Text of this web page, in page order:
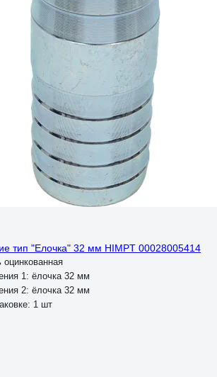
тип "Елочка" 32 мм HIMPT 00028005414
оцинкованная
1: ёлочка 32 мм
2: ёлочка 32 мм
1 шт